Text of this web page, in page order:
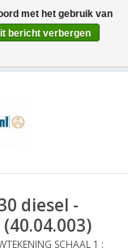
diesel -
SCHAAL 1 :
met het gebruik van
bericht verbergen